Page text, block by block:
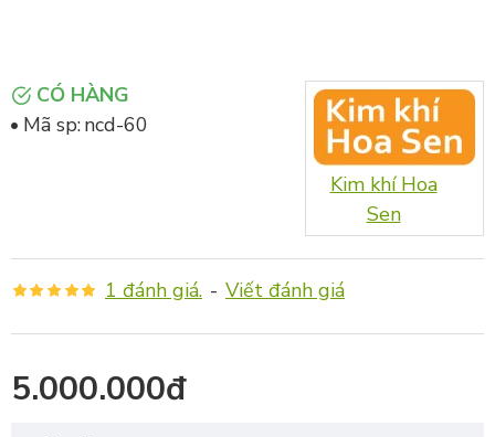
CÓ HÀNG
Mã sp:ncd-60
Kim khí Hoa
Sen
1 đánh giá. - Viết đánh giá
5.000.000đ